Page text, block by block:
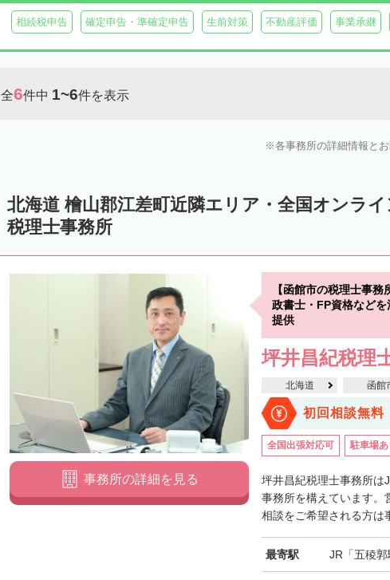
岩内郡共和町 岩内郡岩内町 二海郡八雲町 古宇郡泊村 古宇郡神恵内
余市郡仁木町 余市郡余市町 余市郡赤井川村 空知郡南幌町 空知郡奈
樺戸郡月形町 樺戸郡浦臼町
上川郡比布町 上川郡愛
中川郡美深町 中川郡音威子府村 中川郡中川町 中川郡幕別町 中川郡
天塩郡遠別町 天塩郡天塩町 天塩郡幌延町 宗谷郡猿払
枝幸郡枝幸町 利尻郡利尻町 利尻郡利
網走郡津別町 網走郡大空町 斜里郡斜里町
常呂郡佐呂間町 紋別郡遠軽町 紋別郡湧別町 紋別郡滝
紋別郡西興部村 紋別郡雄武町 有珠郡壮瞥町 白老郡白老町 沙流郡日
浦河郡浦河町 様似郡様似町 幌泉郡えりも町 日高郡新ひだか町 河東
河東郡上士幌町 河東郡鹿追町 河西郡芽室町 河西郡中札内村 河西郡
広尾郡広尾町 足寄郡足寄町 足寄郡陸別町 十勝郡浦幌町 釧路郡釧路
川上郡標茶町 川上郡弟子屈町 阿寒郡鶴居村 白糠郡白糠町 野付郡別
相続税申告 確定申告・準確定申告 生前対策 不動産評価 事業承継
全6件中 1~6件を表示
各事務所の詳細情報と
北海道 檜山郡江差町近隣エリア・全国オンラ
税理士事務所
【函館市の税理士事
政書士・FP資格など
提供
坪井昌紀税理
北海道 函館
初回相談無料
全国出張対応可 駐車場あ
坪井昌紀税理士事務所は
事務所を構えています。
相談をご希望される方は
最寄駅 JR「五稜
事務所の詳細を見る